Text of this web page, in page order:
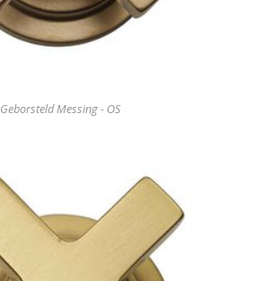
Geborsteld Messing - OS